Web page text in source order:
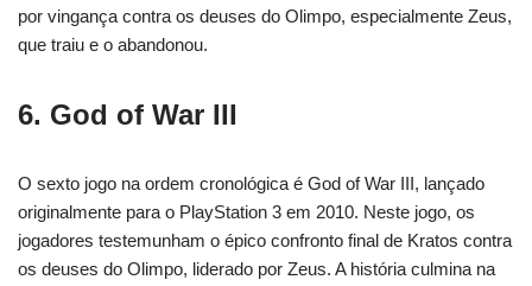
por vingança contra os deuses do Olimpo, especialmente Zeus,
que traiu e o abandonou.
6. God of War III
O sexto jogo na ordem cronológica é God of War III, lançado
originalmente para o PlayStation 3 em 2010. Neste jogo, os
jogadores testemunham o épico confronto final de Kratos contra
os deuses do Olimpo, liderado por Zeus. A história culmina na